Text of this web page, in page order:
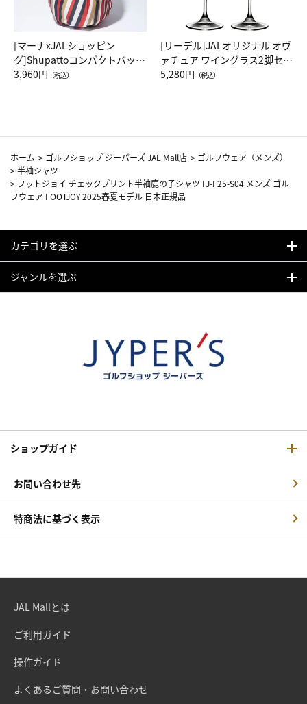
[マーナxJALショッピン
グ]Shupattoコンパクトバッグ
Drop JAL客室乗務員（LC）ス
3,960円 （税込）
[リーデル]JALオリジナル オヴ
ァチュア ワイングラス2脚セッ
ト（レッドワイン）
5,280円 （税込）
ホーム > ゴルフショップ ジーパーズ JAL Mall店 > ゴルフウェア（メンズ）
>半袖シャツ
> フットジョイ チェックプリント半袖鹿の子シャツ FJ-F25-S04 メンズ ゴル
フウェア FOOTJOY 2025春夏モデル 日本正規品
カテゴリを選ぶ
ジャンルを選ぶ
ショップガイド
お問い合わせ先
特商法に基づく表示
JAL Mallとは
ご利用ガイド
操作ガイド
よくあるご質問・お問い合わせ